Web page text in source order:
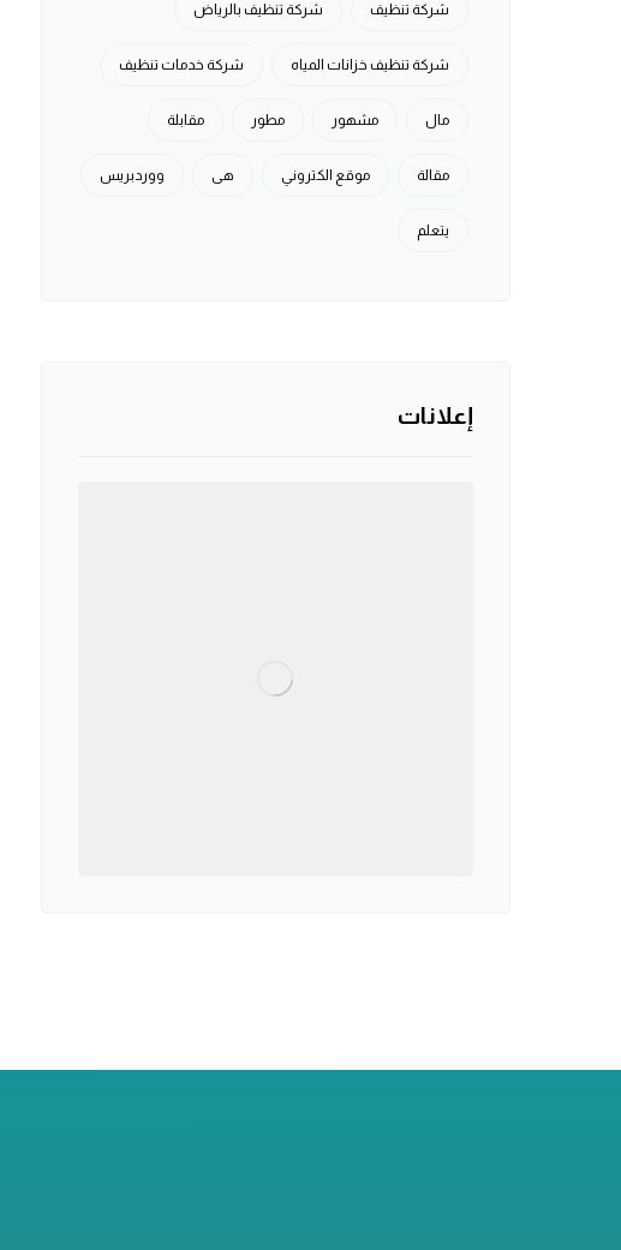
شركة تنظيف شركة تنظيف بالرياض
شركة تنظيف خزانات المياه شركة خدمات تنظيف
مال مشهور مطور مقابلة
مقالة موقع الكتروني هی ووردبريس
يتعلم
إعلانات